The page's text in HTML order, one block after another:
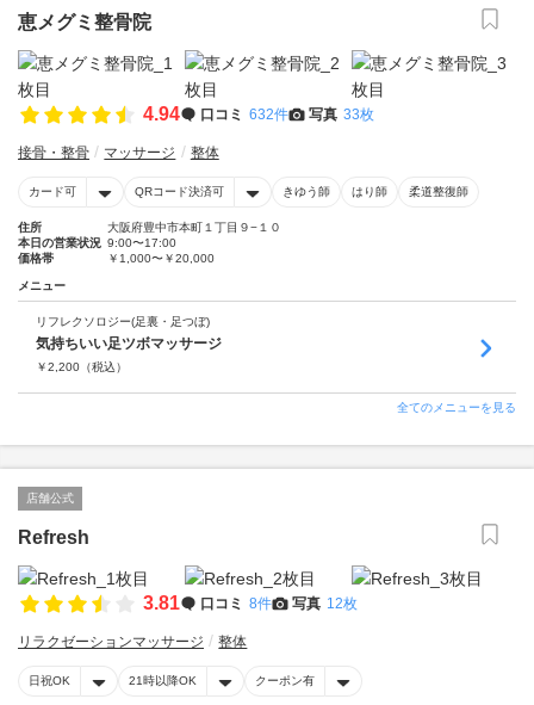
恵メグミ整骨院
4.94 口コミ 632件 写真 33枚
接骨・整骨 マッサージ 整体
カード可 QRコード決済可 きゆう師 はり師 柔道整復師
住所
大阪府豊中市本町１丁目９−１０
本日の営業状況 9:00〜17:00
価格帯
￥1,000〜￥20,000
メニュー
リフレクソロジー(足裏・足つぼ)
気持ちいい足ツボマッサージ
￥2,200 （税込）
全てのメニューを見る
店舗公式
Refresh
3.81 口コミ 8件 写真 12枚
リラクゼーションマッサージ 整体
日祝OK 21時以降OK クーポン有